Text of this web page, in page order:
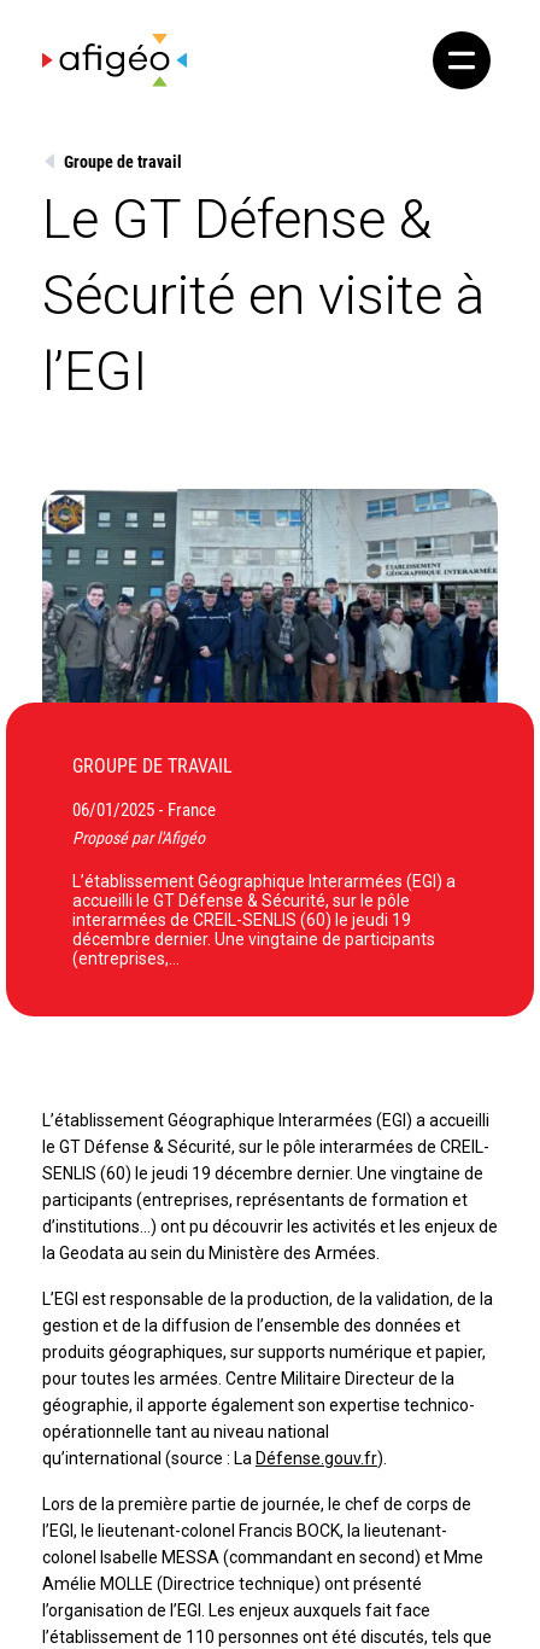
content
Groupe de travail
Le GT Défense &
Sécurité en visite à
l’EGI
GROUPE DE TRAVAIL
06/01/2025 - France
Proposé par l'Afigéo
L’établissement Géographique Interarmées (EGI) a
accueilli le GT Défense & Sécurité, sur le pôle
interarmées de CREIL-SENLIS (60) le jeudi 19
décembre dernier. Une vingtaine de participants
(entreprises,…
L’établissement Géographique Interarmées (EGI) a accueilli
le GT Défense & Sécurité, sur le pôle interarmées de CREIL-
SENLIS (60) le jeudi 19 décembre dernier. Une vingtaine de
participants (entreprises, représentants de formation et
d’institutions…) ont pu découvrir les activités et les enjeux de
la Geodata au sein du Ministère des Armées.
L’EGI est responsable de la production, de la validation, de la
gestion et de la diffusion de l’ensemble des données et
produits géographiques, sur supports numérique et papier,
pour toutes les armées. Centre Militaire Directeur de la
géographie, il apporte également son expertise technico-
opérationnelle tant au niveau national
qu’international (source : La Défense.gouv.fr).
Lors de la première partie de journée, le chef de corps de
l’EGI, le lieutenant-colonel Francis BOCK, la lieutenant-
colonel Isabelle MESSA (commandant en second) et Mme
Amélie MOLLE (Directrice technique) ont présenté
l’organisation de l’EGI. Les enjeux auxquels fait face
l’établissement de 110 personnes ont été discutés, tels que